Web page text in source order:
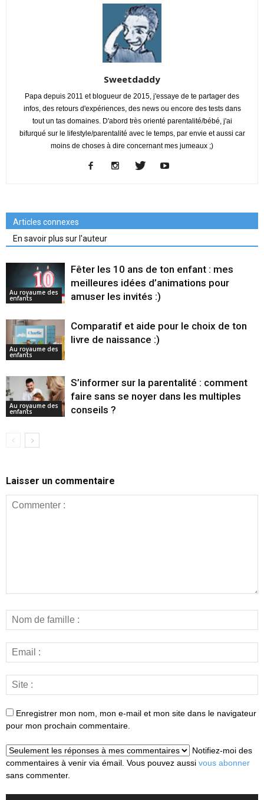
Sweetdaddy
Papa depuis 2011 et blogueur de 2015, j'essaye de te partager des
infos, des retours d'expériences, des news ou encore des tests dans
tout un tas domaines. D'abord très orienté parentalité/bébé, j'ai
bifurqué sur le lifestyle/parentalité avec le temps, par envie et aussi car
moins de choses à dire concernant mes jumeaux ;)
Articles connexes
En savoir plus sur l'auteur
Au royaume des
enfants
Fêter les 10 ans de ton enfant : mes
meilleures idées d’animations pour
amuser les invités :)
Au royaume des
enfants
Comparatif et aide pour le choix de ton
livre de naissance :)
Au royaume des
enfants
S’informer sur la parentalité : comment
faire sans se noyer dans les multiples
conseils ?
Laisser un commentaire
Enregistrer mon nom, mon e-mail et mon site dans le navigateur
pour mon prochain commentaire.
Notifiez-moi des
commentaires à venir via émail. Vous pouvez aussi vous abonner
sans commenter.